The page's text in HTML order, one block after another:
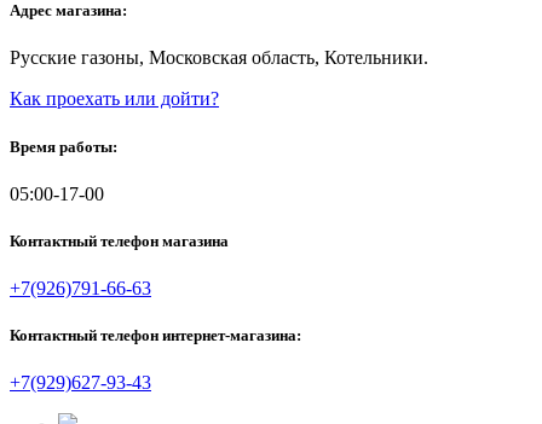
Адрес магазина:
Русские газоны, Московская область, Котельники.
Как проехать или дойти?
Время работы:
05:00-17-00
Контактный телефон магазина
+7(926)791-66-63
Контактный телефон интернет-магазина:
+7(929)627-93-43